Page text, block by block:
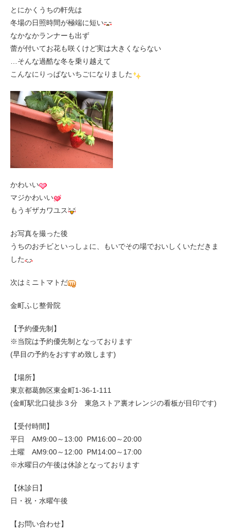
とにかくうちの軒先は
冬場の日照時間が極端に短い
なかなかランナーも出ず
蕾が付いてお花も咲くけど実は大きくならない
…そんな過酷な冬を乗り越えて
こんなにりっぱないちごになりました
かわいい
マジかわいい
もうギザカワユス
お写真を撮った後
うちのおチビといっしょに、もいでその場でおいしくいただきま
した
次はミニトマトだ
金町ふじ整骨院
【予約優先制】
※当院は予約優先制となっております
(早目の予約をおすすめ致します)
【場所】
東京都葛飾区東金町1-36-1-111
(金町駅北口徒歩３分 東急ストア裏オレンジの看板が目印です)
【受付時間】
平日 AM9:00～13:00 PM16:00～20:00
土曜 AM9:00～12:00 PM14:00～17:00
※水曜日の午後は休診となっております
【休診日】
日・祝・水曜午後
【お問い合わせ】